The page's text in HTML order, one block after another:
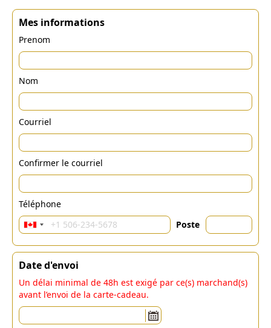
Mes informations
Prenom
Nom
Courriel
Confirmer le courriel
Téléphone
Poste
Date d'envoi
Un délai minimal de 48h est exigé par ce(s) marchand(s)
avant l’envoi de la carte-cadeau.